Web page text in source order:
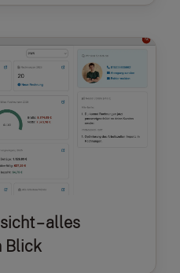
– alles
Blick